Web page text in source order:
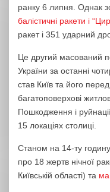
ранку 6 липня. Однак
балістичні ракети і
ракет і 351 ударний
Це другий масований
України за останні
став Київ та його
багатоповерхові
Пошкодження і
15 локаціях столиці.
Станом на 14-ту
про 18 жертв нічної
Київській області) та